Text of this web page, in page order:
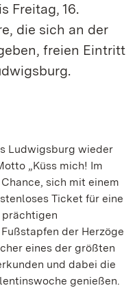
Freitag, 16.
die sich an der
freien Eintritt
Ludwigsburg wieder
„Küss mich! Im
sich mit einem
Ticket für eine
prächtigen
der Herzöge
eines der größten
und dabei die
genießen.